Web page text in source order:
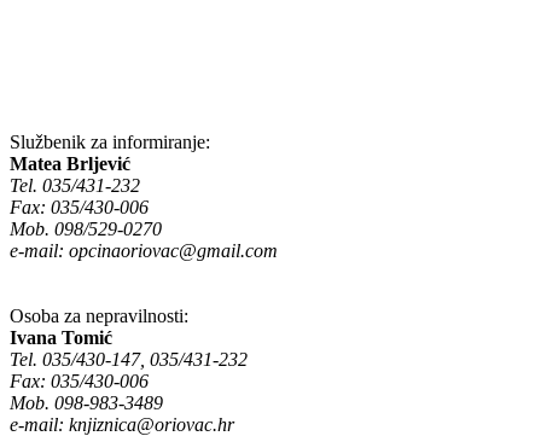
Službenik za informiranje:
Matea Brljević
Tel. 035/431-232
Fax: 035/430-006
Mob. 098/529-0270
e-mail: opcinaoriovac@gmail.com
Osoba za nepravilnosti:
Ivana Tomić
Tel. 035/430-147, 035/431-232
Fax: 035/430-006
Mob. 098-983-3489
e-mail: knjiznica@oriovac.hr